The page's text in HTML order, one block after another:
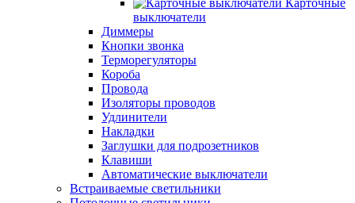
Карточные
выключатели
Диммеры
Кнопки звонка
Терморегуляторы
Короба
Провода
Изоляторы проводов
Удлинители
Накладки
Заглушки для подрозетников
Клавиши
Автоматические выключатели
Встраиваемые светильники